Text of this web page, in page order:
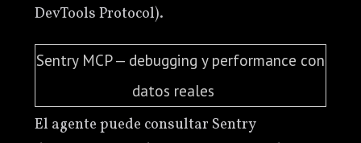
DevTools Protocol).
Sentry MCP — debugging y performance con
datos reales
El agente puede consultar Sentry